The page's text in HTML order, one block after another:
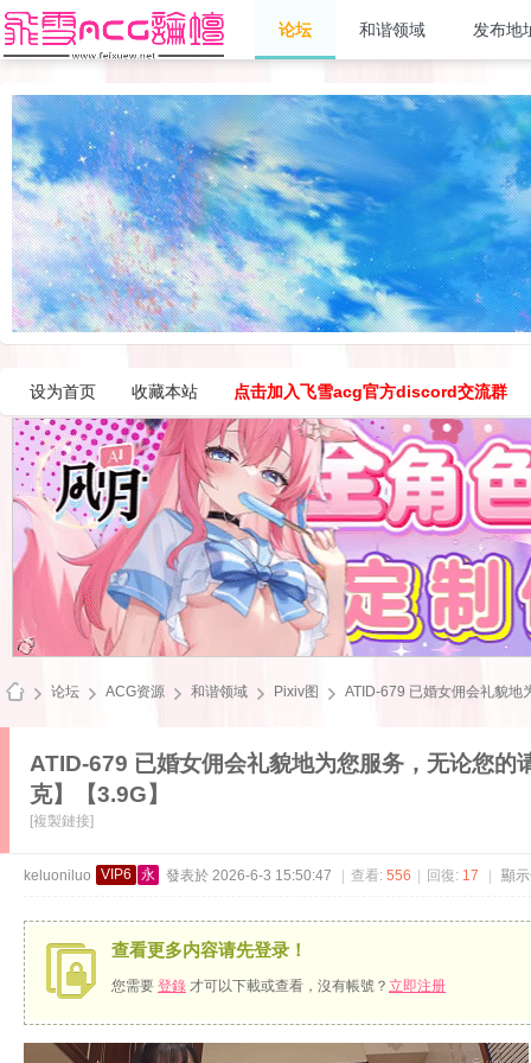
论坛 和谐领域 发布地
设为首页 收藏本站 点击加入飞雪acg官方discord交流群
论坛 ACG资源 和谐领域 Pixiv图 ATID-679 已婚女佣会礼貌地
ATID-679 已婚女佣会礼貌地为您服务，无论您
克】【3.9G】
[複製鏈接]
keluoniluo VIP6 永 發表於 2026-6-3 15:50:47 查看: 556 回復: 17 顯
查看更多内容请先登录！
您需要 登錄 才可以下載或查看，沒有帳號？ 立即注册